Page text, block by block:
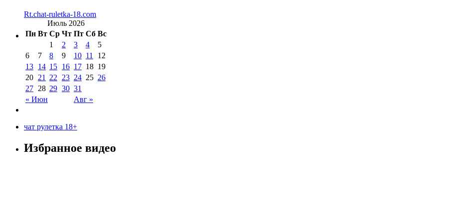
Rt.chat-ruletka-18.com
Июль 2026
Пн Вт Ср Чт Пт Сб Вс
« Июн Авг »
1 2 3 4
5
6
7 8 9 10 11
12
13 14 15 16 17 18 19
20 21 22 23 24 25 26
27 28 29 30 31
чат рулетка 18+
Избранное видео